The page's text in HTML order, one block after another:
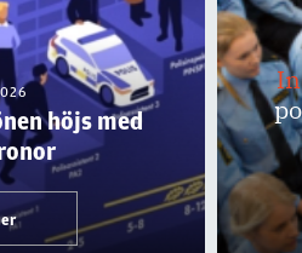
höjs med